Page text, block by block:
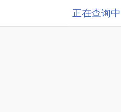
正在查询中